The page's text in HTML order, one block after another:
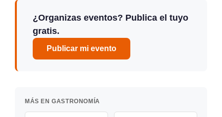
¿Organizas eventos? Publica el tuyo
gratis.
Publicar mi evento
MÁS EN GASTRONOMÍA